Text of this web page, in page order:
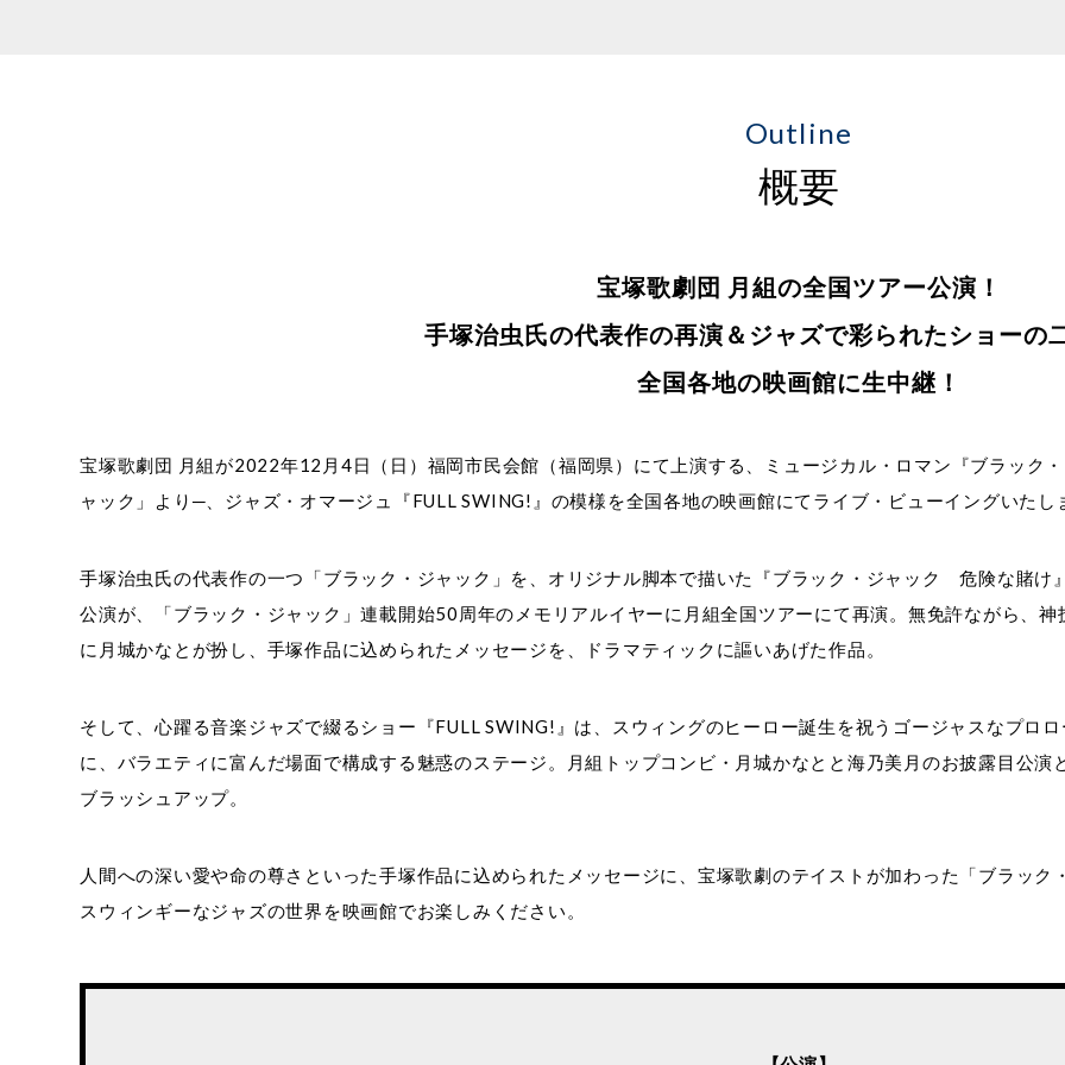
Outline
概要
宝塚歌劇団 月組の全国ツアー公演！
手塚治虫氏の代表作の再演＆ジャズで彩られたショーの
全国各地の映画館に生中継！
宝塚歌劇団 月組が2022年12月4日（日）福岡市民会館（福岡県）にて上演する、ミュージカル・ロマン『ブラック
ャック」より─、ジャズ・オマージュ『FULL SWING!』の模様を全国各地の映画館にてライブ・ビューイングいたし
手塚治虫氏の代表作の一つ「ブラック・ジャック」を、オリジナル脚本で描いた『ブラック・ジャック 危険な賭
公演が、「ブラック・ジャック」連載開始50周年のメモリアルイヤーに月組全国ツアーにて再演。無免許ながら、
に月城かなとが扮し、手塚作品に込められたメッセージを、ドラマティックに謳いあげた作品。
そして、心躍る音楽ジャズで綴るショー『FULL SWING!』は、スウィングのヒーロー誕生を祝うゴージャスなプロ
に、バラエティに富んだ場面で構成する魅惑のステージ。月組トップコンビ・月城かなとと海乃美月のお披露目公
ブラッシュアップ。
人間への深い愛や命の尊さといった手塚作品に込められたメッセージに、宝塚歌劇のテイストが加わった「ブラッ
スウィンギーなジャズの世界を映画館でお楽しみください。